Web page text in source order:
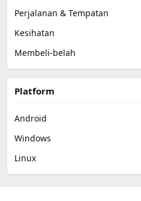
Perjalanan & Tempatan
Kesihatan
Membeli-belah
Platform
Android
Windows
Linux